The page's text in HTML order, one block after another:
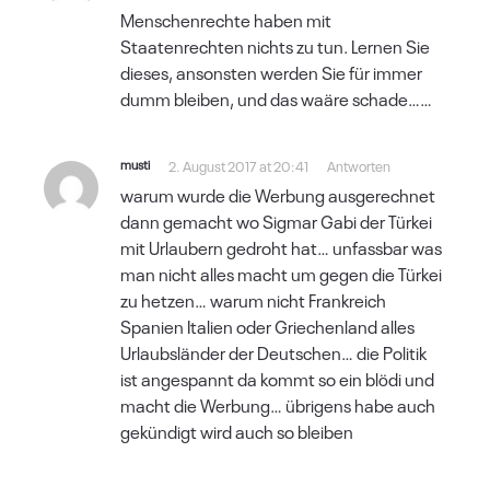
Menschenrechte haben mit
Staatenrechten nichts zu tun. Lernen Sie
dieses, ansonsten werden Sie für immer
dumm bleiben, und das waäre schade……
musti 2. August 2017 at 20:41 Antworten
warum wurde die Werbung ausgerechnet
dann gemacht wo Sigmar Gabi der Türkei
mit Urlaubern gedroht hat… unfassbar was
man nicht alles macht um gegen die Türkei
zu hetzen… warum nicht Frankreich
Spanien Italien oder Griechenland alles
Urlaubsländer der Deutschen… die Politik
ist angespannt da kommt so ein blödi und
macht die Werbung… übrigens habe auch
gekündigt wird auch so bleiben